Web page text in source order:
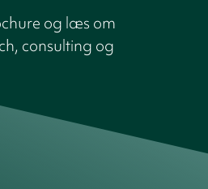
og læs om
consulting og